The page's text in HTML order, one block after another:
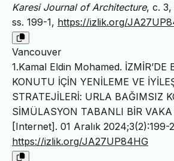
Karesi Journal of Architecture, c. 3,
ss. 199-1, https://izlik.org/
Vancouver
1.Kamal Eldin Mohamed. İZMİR’DE
KONUTU İÇİN YENİLEME VE
STRATEJİLERİ: URLA BAĞIMSIZ
SİMÜLASYON TABANLI BİR
[Internet]. 01 Aralık 2024;3(2):199-
https://izlik.org/JA27UP84HG